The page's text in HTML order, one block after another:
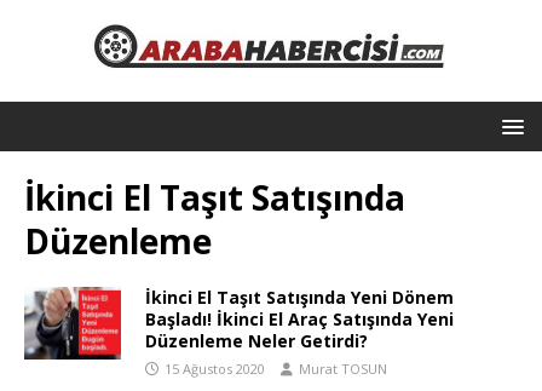
İkinci El Taşıt Satışında
Düzenleme
İkinci El Taşıt Satışında Yeni Dönem
Başladı! İkinci El Araç Satışında Yeni
Düzenleme Neler Getirdi?
15 Ağustos 2020 Murat TOSUN